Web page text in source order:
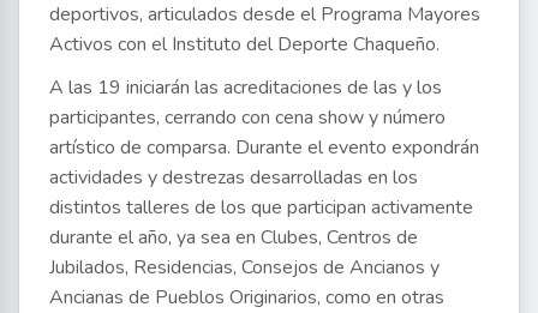
deportivos, articulados desde el Programa Mayores
Activos con el Instituto del Deporte Chaqueño.
A las 19 iniciarán las acreditaciones de las y los
participantes, cerrando con cena show y número
artístico de comparsa. Durante el evento expondrán
actividades y destrezas desarrolladas en los
distintos talleres de los que participan activamente
durante el año, ya sea en Clubes, Centros de
Jubilados, Residencias, Consejos de Ancianos y
Ancianas de Pueblos Originarios, como en otras